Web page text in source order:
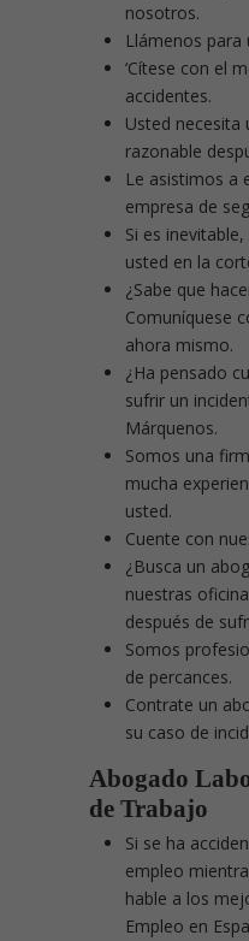
nosotros.
Llámenos para
‘Cítese con el
accidentes.
Usted necesita
razonable
Le asistimos a
empresa de
Si es
usted en la
¿Sabe que
Comuníquese
ahora mismo.
¿Ha pensado
sufrir un
Márquenos.
Somos una
mucha
usted.
Cuente con
¿Busca un
nuestras
después de
Somos
de percances.
Contrate un
su caso de
Abogado
de Trabajo
Si se ha
empleo
hable a los
Empleo en